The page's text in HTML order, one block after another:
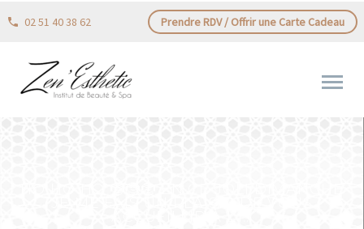
02 51 40 38 62 Prendre RDV / Offrir une Carte Cadeau